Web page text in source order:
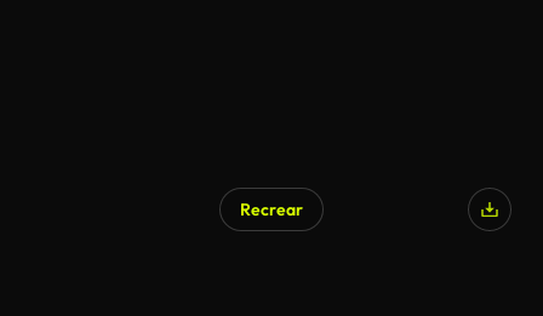
Recrear